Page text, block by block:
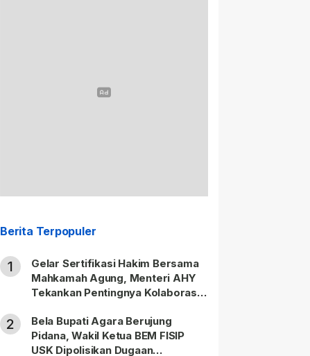
Berita Terpopuler
1
Gelar Sertifikasi Hakim Bersama
Mahkamah Agung, Menteri AHY
Tekankan Pentingnya Kolaborasi
Masyarakat
2
Bela Bupati Agara Berujung
Pidana, Wakil Ketua BEM FISIP
USK Dipolisikan Dugaan